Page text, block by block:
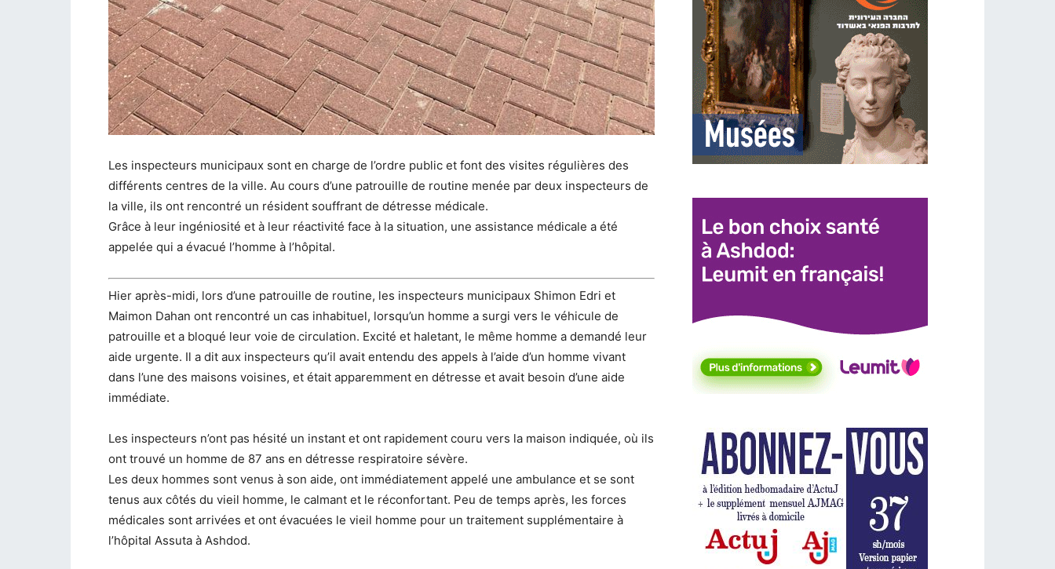
Les inspecteurs municipaux sont en charge de l’ordre public et font des visites régulières des
différents centres de la ville. Au cours d’une patrouille de routine menée par deux inspecteurs de
la ville, ils ont rencontré un résident souffrant de détresse médicale.
Grâce à leur ingéniosité et à leur réactivité face à la situation, une assistance médicale a été
appelée qui a évacué l’homme à l’hôpital.
Hier après-midi, lors d’une patrouille de routine, les inspecteurs municipaux Shimon Edri et
Maimon Dahan ont rencontré un cas inhabituel, lorsqu’un homme a surgi vers le véhicule de
patrouille et a bloqué leur voie de circulation. Excité et haletant, le même homme a demandé leur
aide urgente. Il a dit aux inspecteurs qu’il avait entendu des appels à l’aide d’un homme vivant
dans l’une des maisons voisines, et était apparemment en détresse et avait besoin d’une aide
immédiate.
Les inspecteurs n’ont pas hésité un instant et ont rapidement couru vers la maison indiquée, où ils
ont trouvé un homme de 87 ans en détresse respiratoire sévère.
Les deux hommes sont venus à son aide, ont immédiatement appelé une ambulance et se sont
tenus aux côtés du vieil homme, le calmant et le réconfortant. Peu de temps après, les forces
médicales sont arrivées et ont évacuées le vieil homme pour un traitement supplémentaire à
l’hôpital Assuta à Ashdod.